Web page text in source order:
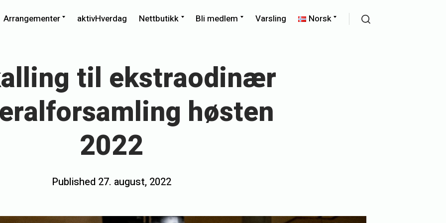
Arrangementer
childaktivHverdag Nettbutikk
childBli medlem
childVarsling Norsk
Expand
til ekstraodinær
høsten
2022
Posted
Published 27. august, 2022
h